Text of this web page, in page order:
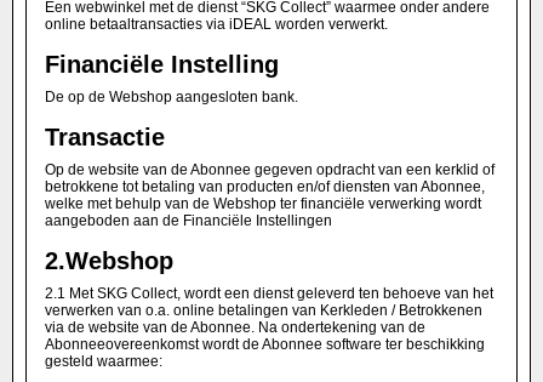
Een webwinkel met de dienst “SKG Collect” waarmee onder andere
online betaaltransacties via iDEAL worden verwerkt.
Financiële Instelling
De op de Webshop aangesloten bank.
Transactie
Op de website van de Abonnee gegeven opdracht van een kerklid of
betrokkene tot betaling van producten en/of diensten van Abonnee,
welke met behulp van de Webshop ter financiële verwerking wordt
aangeboden aan de Financiële Instellingen
2.Webshop
2.1 Met SKG Collect, wordt een dienst geleverd ten behoeve van het
verwerken van o.a. online betalingen van Kerkleden / Betrokkenen
via de website van de Abonnee. Na ondertekening van de
Abonneeovereenkomst wordt de Abonnee software ter beschikking
gesteld waarmee: